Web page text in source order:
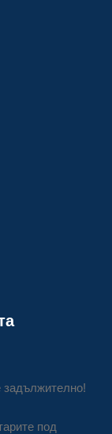
задължително!
под